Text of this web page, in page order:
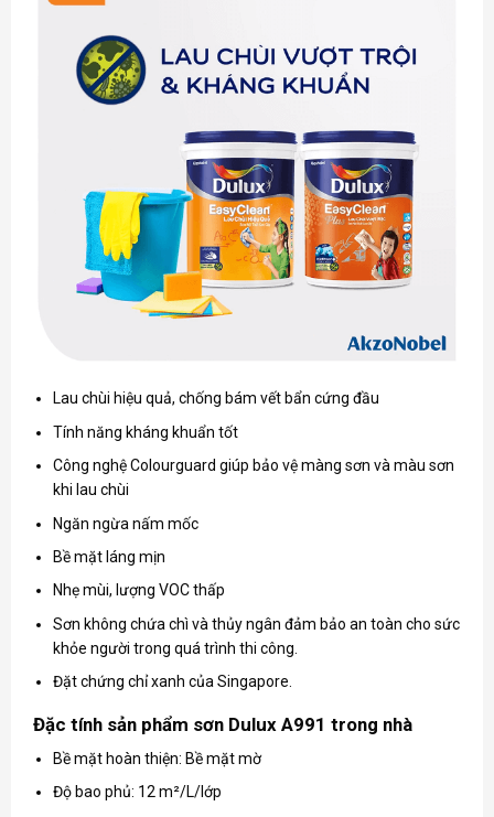
Lau chùi hiệu quả, chống bám vết bẩn cứng đầu
Tính năng kháng khuẩn tốt
Công nghệ Colourguard giúp bảo vệ màng sơn và màu sơn
khi lau chùi
Ngăn ngừa nấm mốc
Bề mặt láng mịn
Nhẹ mùi, lượng VOC thấp
Sơn không chứa chì và thủy ngân đảm bảo an toàn cho sức
khỏe người trong quá trình thi công.
Đặt chứng chỉ xanh của Singapore.
Đặc tính sản phẩm sơn Dulux A991 trong nhà
Bề mặt hoàn thiện: Bề mặt mờ
Độ bao phủ: 12 m²/L/lớp